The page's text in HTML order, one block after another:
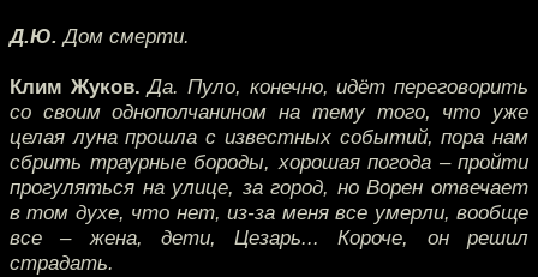
Д.Ю. Дом смерти.
Клим Жуков. Да. Пуло, конечно, идёт переговорить
со своим однополчанином на тему того, что уже
целая луна прошла с известных событий, пора нам
сбрить траурные бороды, хорошая погода – пройти
прогуляться на улице, за город, но Ворен отвечает
в том духе, что нет, из-за меня все умерли, вообще
все – жена, дети, Цезарь... Короче, он решил
страдать.